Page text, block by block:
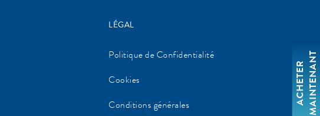
A
C
H
E
T
E
R
M
A
I
N
T
E
N
A
NT
LÉGAL
Politique de Confidentialité
Cookies
Conditions générales